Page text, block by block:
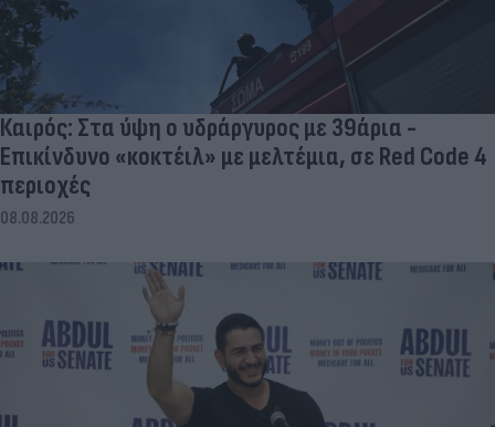
Καιρός: Στα ύψη ο υδράργυρος με 39άρια -
Επικίνδυνο «κοκτέιλ» με μελτέμια, σε Red Code 4
περιοχές
08.08.2026